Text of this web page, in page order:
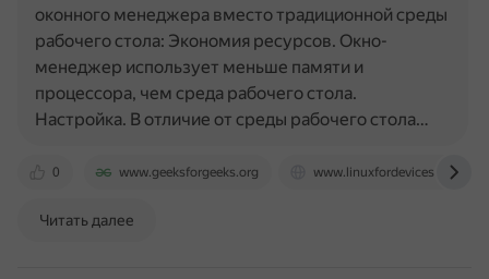
0 www.geeksforgeeks.org www.linuxfordevices.com
оконного менеджера вместо традиционной среды
рабочего стола: Экономия ресурсов. Окно-
менеджер использует меньше памяти и
процессора, чем среда рабочего стола.
Настройка. В отличие от среды рабочего стола…
Читать далее